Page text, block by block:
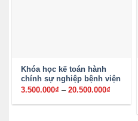
Khóa học kế toán hành
chính sự nghiệp bệnh viện
3.500.000₫ – 20.500.000₫
từ